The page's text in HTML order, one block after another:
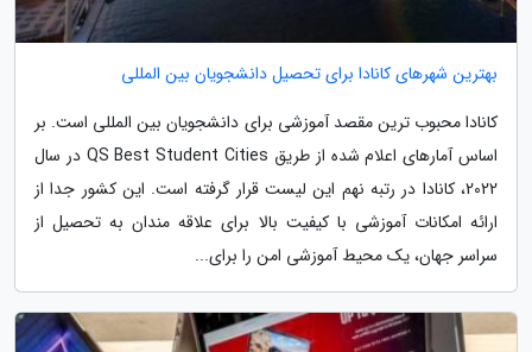
بهترین شهرهای کانادا برای تحصیل دانشجویان بین المللی
کانادا محبوب ترین مقصد آموزشی برای دانشجویان بین المللی است. بر
اساس آمارهای اعلام شده از طریق QS Best Student Cities در سال
2022، کانادا در رتبه نهم این لیست قرار گرفته است. این کشور جدا از
ارائه امکانات آموزشی با کیفیت بالا برای علاقه مندان به تحصیل از
سراسر جهان، یک محیط آموزشی امن را برای...